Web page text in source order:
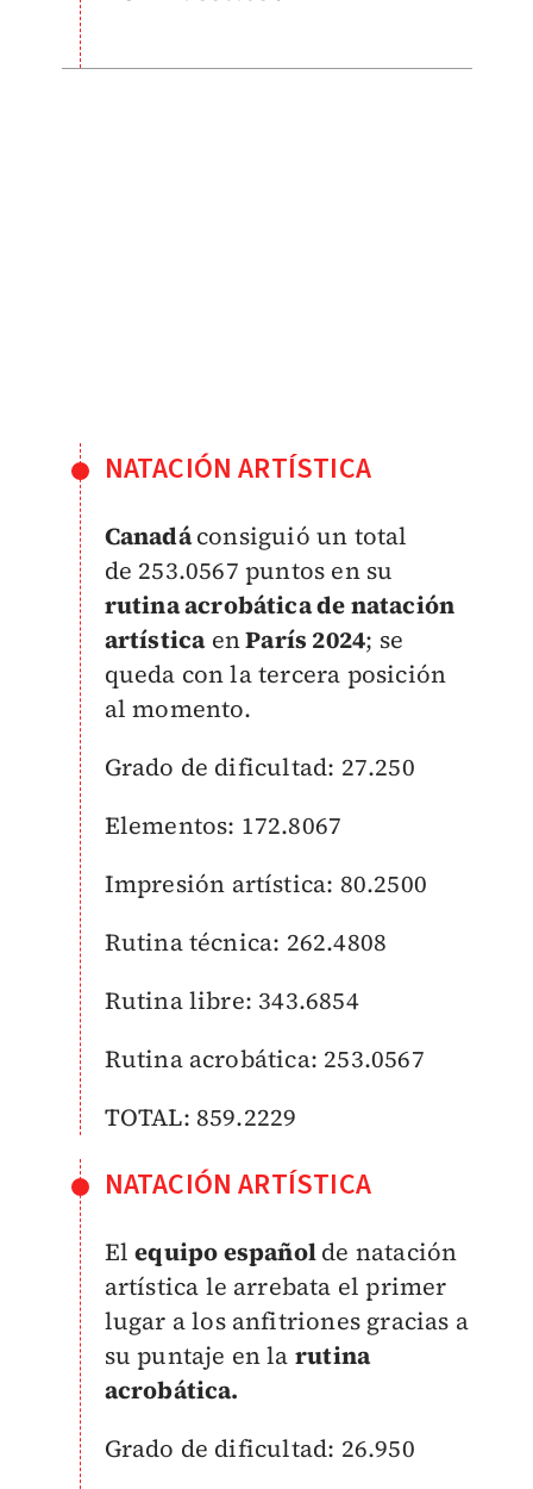
NATACIÓN ARTÍSTICA
Canadáconsiguió un total
de 253.0567 puntos en su
rutina acrobática de natación
artísticaenParís 2024; se
queda con la tercera posición
al momento.
Grado de dificultad: 27.250
Elementos: 172.8067
Impresión artística: 80.2500
Rutina técnica: 262.4808
Rutina libre: 343.6854
Rutina acrobática: 253.0567
TOTAL: 859.2229
NATACIÓN ARTÍSTICA
Elequipo españolde natación
artística le arrebata el primer
lugar a los anfitriones gracias a
su puntaje en la rutina
acrobática.
Grado de dificultad: 26.950